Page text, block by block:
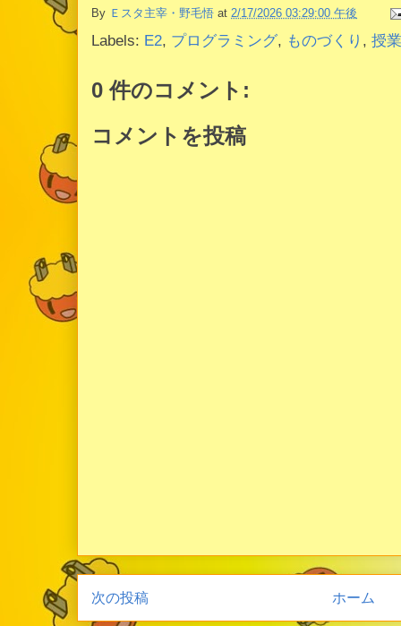
By Ｅスタ主宰・野毛悟 at 2/17/2026 03:29:00 午後
Labels: E2, プログラミング, ものづくり , 授
0 件のコメント:
コメントを投稿
次の投稿 ホーム